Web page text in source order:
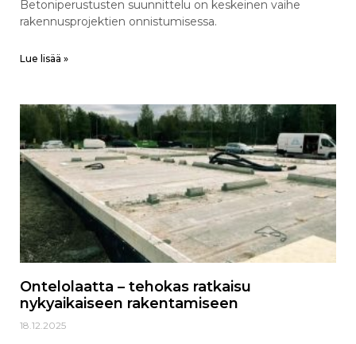
Betoniperustusten suunnittelu on keskeinen vaihe
rakennusprojektien onnistumisessa.
Lue lisää »
Ontelolaatta – tehokas ratkaisu
nykyaikaiseen rakentamiseen
18.12.2025